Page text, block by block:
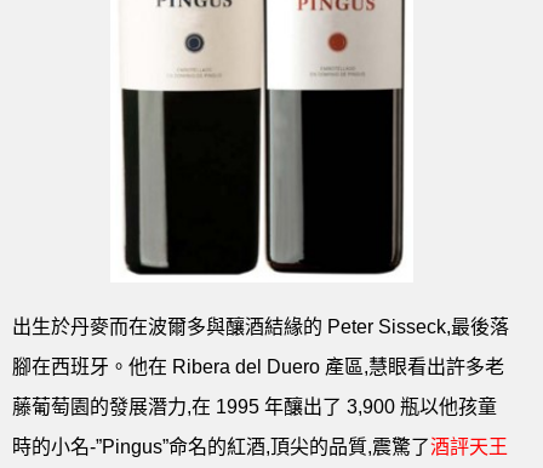
出生於丹麥而在波爾多與釀酒結緣的 Peter Sisseck,最後落
腳在西班牙。他在 Ribera del Duero 產區,慧眼看出許多老
藤葡萄園的發展潛力,在 1995 年釀出了 3,900 瓶以他孩童
時的小名-”Pingus”命名的紅酒,頂尖的品質,震驚了酒評天王